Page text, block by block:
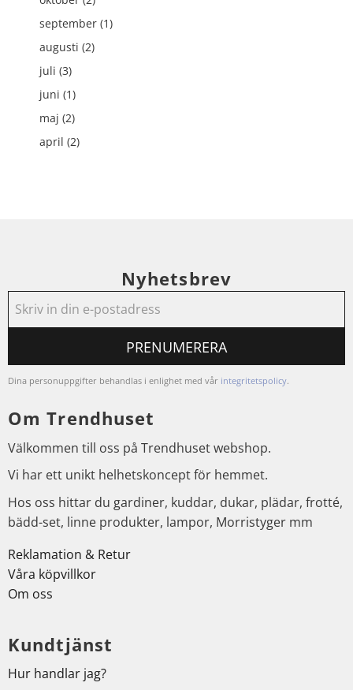
september (1)
augusti (2)
juli (3)
juni (1)
maj (2)
april (2)
Nyhetsbrev
PRENUMERERA
Dina personuppgifter behandlas i enlighet med vår integritetspolicy.
Om Trendhuset
Välkommen till oss på Trendhuset webshop.
Vi har ett unikt helhetskoncept för hemmet.
Hos oss hittar du gardiner, kuddar, dukar, plädar, frotté,
bädd-set, linne produkter, lampor, Morristyger mm
Reklamation & Retur
Våra köpvillkor
Om oss
Kundtjänst
Hur handlar jag?